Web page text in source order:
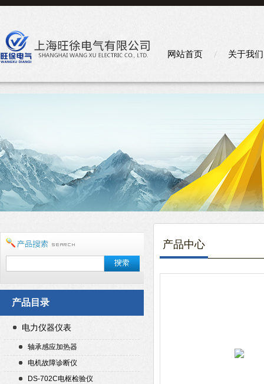
网站首页 关于我们
产品目录
电力仪器仪表
轴承感应加热器
电机故障诊断仪
DS-702C电枢检验仪
产品中心